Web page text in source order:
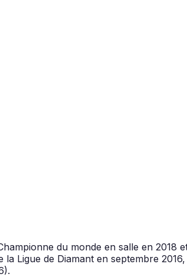
du monde en salle en 2018
Ligue de Diamant en septembre